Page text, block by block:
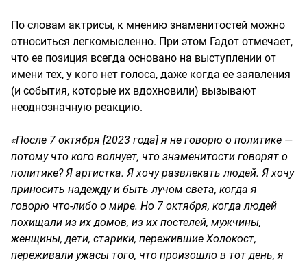
По словам актрисы, к мнению знаменитостей можно
относиться легкомысленно. При этом Гадот отмечает,
что ее позиция всегда основано на выступлении от
имени тех, у кого нет голоса, даже когда ее заявления
(и события, которые их вдохновили) вызывают
неоднозначную реакцию.
«После 7 октября [2023 года] я не говорю о политике —
потому что кого волнует, что знаменитости говорят о
политике? Я артистка. Я хочу развлекать людей. Я хочу
приносить надежду и быть лучом света, когда я
говорю что-либо о мире. Но 7 октября, когда людей
похищали из их домов, из их постелей, мужчины,
женщины, дети, старики, пережившие Холокост,
переживали ужасы того, что произошло в тот день, я